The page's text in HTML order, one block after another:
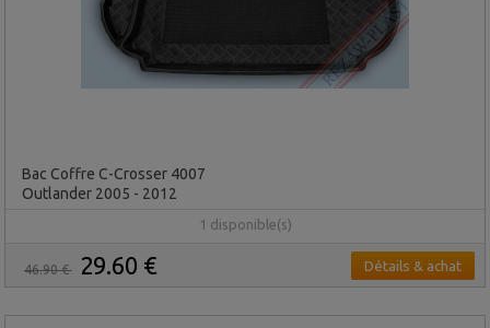
Bac Coffre C-Crosser 4007
Outlander 2005 - 2012
1 disponible(s)
46.90 € 29.60 € Détails & achat